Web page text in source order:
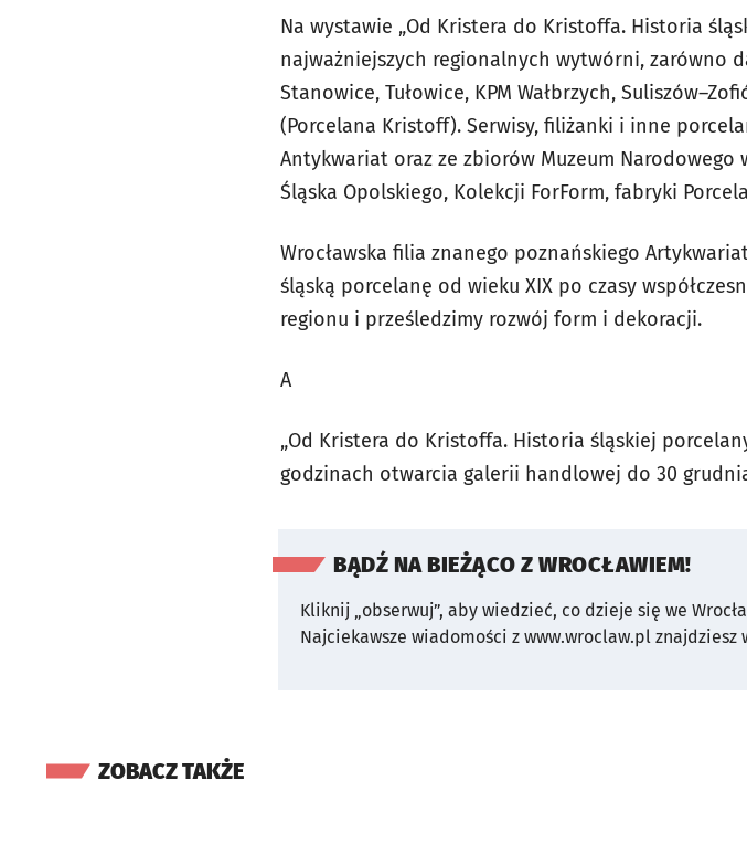
Na wystawie „Od Kristera do Kristoffa. Historia
najważniejszych regionalnych wytwórni, zarówno
Stanowice, Tułowice, KPM Wałbrzych,
(Porcelana Kristoff). Serwisy, filiżanki i inne
Antykwariat oraz ze zbiorów Muzeum Narodowego
Śląska Opolskiego, Kolekcji ForForm, fabryki
Wrocławska filia znanego poznańskiego
śląską porcelanę od wieku XIX po czasy
regionu i prześledzimy rozwój form i dekoracji.
A
„Od Kristera do Kristoffa. Historia śląskiej
godzinach otwarcia galerii handlowej do 30
BĄDŹ NA BIEŻĄCO Z WROCŁAWIEM!
Kliknij „obserwuj”, aby wiedzieć, co dzieje się we
Najciekawsze wiadomości z www.wroclaw.pl znajdziesz
ZOBACZ TAKŻE